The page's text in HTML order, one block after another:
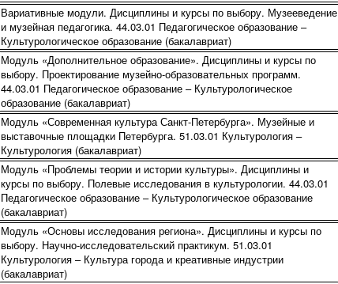
Вариативные модули. Дисциплины и курсы по выбору. Музееведение
и музейная педагогика. 44.03.01 Педагогическое образование –
Культурологическое образование (бакалавриат)
Модуль «Дополнительное образование». Дисциплины и курсы по
выбору. Проектирование музейно-образовательных программ.
44.03.01 Педагогическое образование – Культурологическое
образование (бакалавриат)
Модуль «Современная культура Санкт-Петербурга». Музейные и
выставочные площадки Петербурга. 51.03.01 Культурология –
Культурология (бакалавриат)
Модуль «Проблемы теории и истории культуры». Дисциплины и
курсы по выбору. Полевые исследования в культурологии. 44.03.01
Педагогическое образование – Культурологическое образование
(бакалавриат)
Модуль «Основы исследования региона». Дисциплины и курсы по
выбору. Научно-исследовательский практикум. 51.03.01
Культурология – Культура города и креативные индустрии
(бакалавриат)